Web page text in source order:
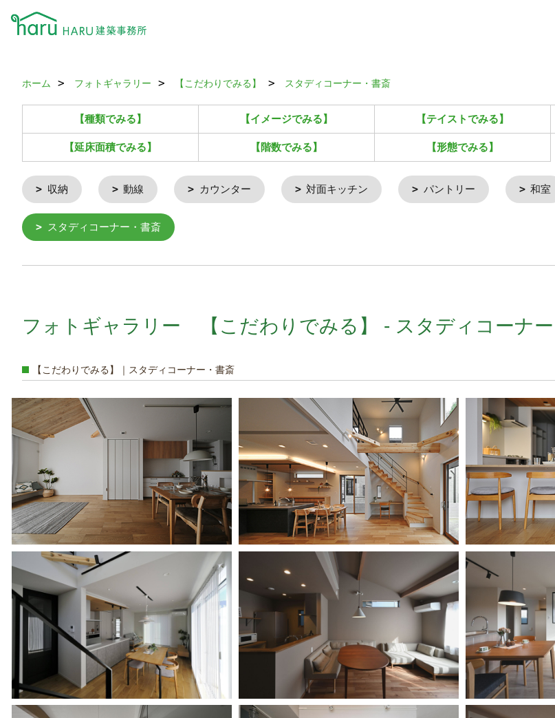
ホーム フォトギャラリー 【こだわりでみる】 スタディコーナー・書斎
【種類でみる】 【イメージでみる】 【テイストでみる】
【延床面積でみる】 【階数でみる】 【形態でみる】
収納 動線 カウンター 対面キッチン パントリー 和室
スタディコーナー・書斎
フォトギャラリー 【こだわりでみる】 - スタディコーナ
【こだわりでみる】｜スタディコーナー・書斎